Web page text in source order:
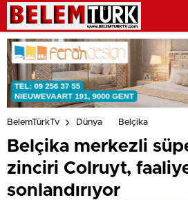
BelemTürkTv Dünya Belçika
Belçika merkezli
zinciri Colruyt,
sonlandırıyor